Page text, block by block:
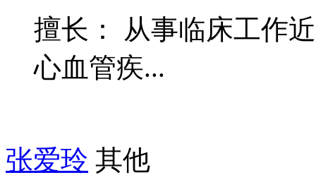
擅长： 从事临床工作
心血管疾...
张爱玲 其他